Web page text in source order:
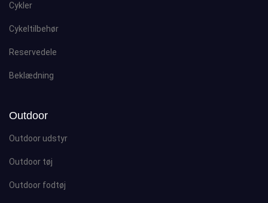
Cykler
Cykeltilbehør
Reservedele
Beklædning
Outdoor
Outdoor udstyr
Outdoor tøj
Outdoor fodtøj